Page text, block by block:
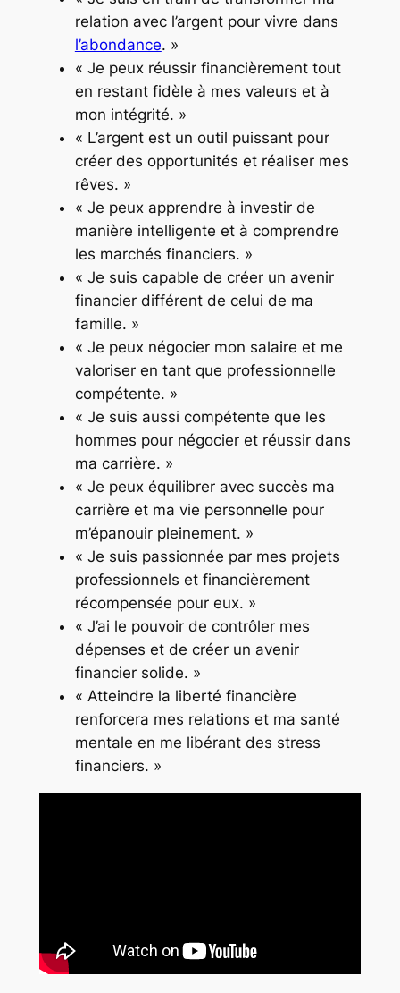
relation avec l’argent pour vivre dans
l’abondance. »
« Je peux réussir financièrement tout
en restant fidèle à mes valeurs et à
mon intégrité. »
« L’argent est un outil puissant pour
créer des opportunités et réaliser mes
rêves. »
« Je peux apprendre à investir de
manière intelligente et à comprendre
les marchés financiers. »
« Je suis capable de créer un avenir
financier différent de celui de ma
famille. »
« Je peux négocier mon salaire et me
valoriser en tant que professionnelle
compétente. »
« Je suis aussi compétente que les
hommes pour négocier et réussir dans
ma carrière. »
« Je peux équilibrer avec succès ma
carrière et ma vie personnelle pour
m’épanouir pleinement. »
« Je suis passionnée par mes projets
professionnels et financièrement
récompensée pour eux. »
« J’ai le pouvoir de contrôler mes
dépenses et de créer un avenir
financier solide. »
« Atteindre la liberté financière
renforcera mes relations et ma santé
mentale en me libérant des stress
financiers. »